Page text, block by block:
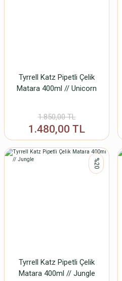
Tyrrell Katz Pipetli Çelik
Matara 400ml // Unicorn
1.850,00 TL
1.480,00 TL
%20
Tyrrell Katz Pipetli Çelik
Matara 400ml // Jungle